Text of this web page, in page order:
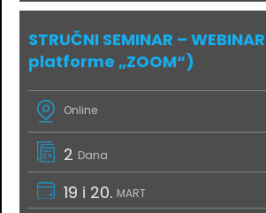
STRUČNI SEMINAR –
platforme „ZOOM“)
Online
2 Dana
19 i 20. MART